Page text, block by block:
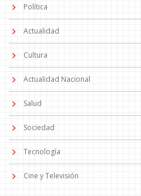
Política
Actualidad
Cultura
Actualidad Nacional
Salud
Sociedad
Tecnología
Cine y Televisión